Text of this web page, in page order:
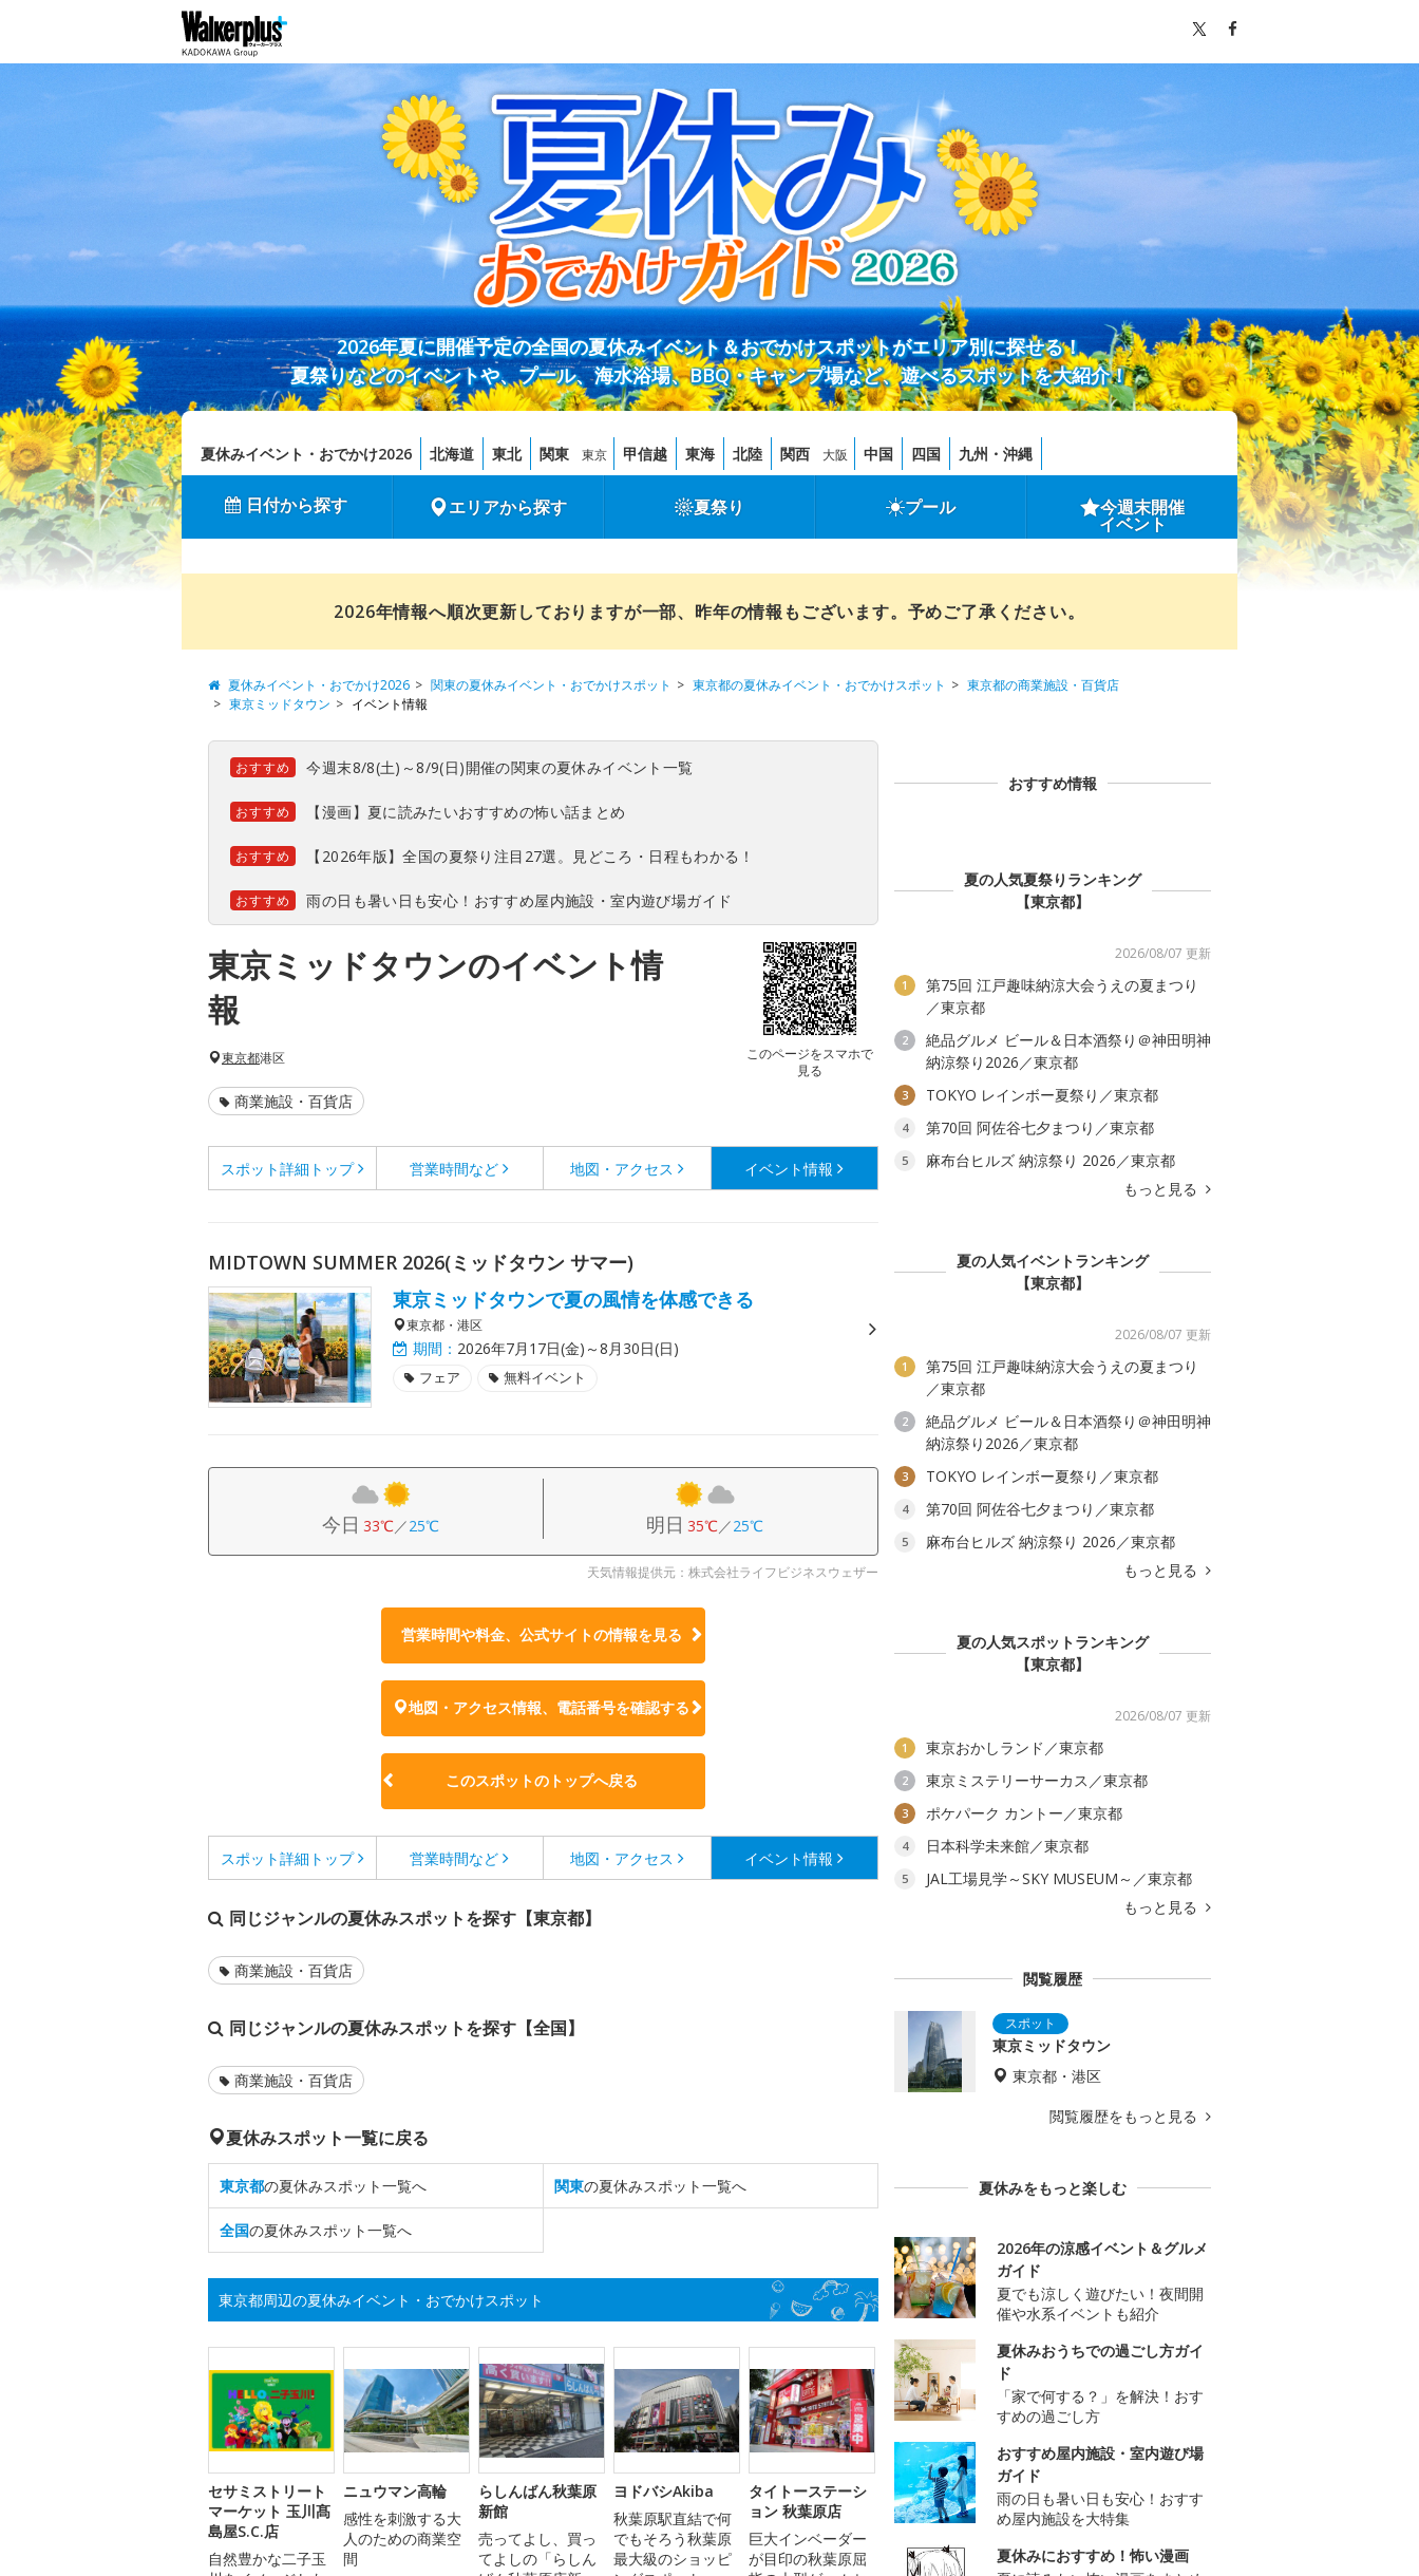
2026年夏に開催予定の全国の夏休みイベント＆おでかけスポットがエリア別に探せる！
夏祭りなどのイベントや、プール、海水浴場、BBQ・キャンプ場など、遊べるスポットを大紹介！
夏休みイベント・おでかけ2026 北海道 東北 関東 東京 甲信越 東海 北陸 関西 大阪 中国 四国 九州・沖縄
日付から探す エリアから探す 夏祭り プール 今週末開催
イベント
2026年情報へ順次更新しておりますが一部、昨年の情報もございます。予めご了承ください。
夏休みイベント・おでかけ2026 関東の夏休みイベント・おでかけスポット 東京都の夏休みイベント・おでかけスポット
東京都の商業施設・百貨店
東京ミッドタウン
イベント情報
おすすめ 今週末8/8(土)～8/9(日)開催の関東の夏休みイベント一覧
おすすめ 【漫画】夏に読みたいおすすめの怖い話まとめ
おすすめ 【2026年版】全国の夏祭り注目27選。見どころ・日程もわかる！
おすすめ 雨の日も暑い日も安心！おすすめ屋内施設・室内遊び場ガイド
東京ミッドタウンのイベント情
報
このページをスマホで
見る
東京都港区
商業施設・百貨店
スポット詳細 トップ 営業時間など 地図・アクセス イベント情報
MIDTOWN SUMMER 2026(ミッドタウン サマー)
東京ミッドタウンで夏の風情を体感できる
東京都・港区
期間： 2026年7月17日(金)～8月30日(日)
フェア 無料イベント
今日 33℃／25℃ 明日 35℃／25℃
天気情報提供元：株式会社ライフビジネスウェザー
営業時間や料金、公式サイトの情報を見る
地図・アクセス情報、電話番号を確認する
このスポットのトップへ戻る
スポット詳細 トップ 営業時間など 地図・アクセス イベント情報
同じジャンルの夏休みスポットを探す【東京都】
商業施設・百貨店
同じジャンルの夏休みスポットを探す【全国】
商業施設・百貨店
夏休みスポット一覧に戻る
東京都の夏休みスポット一覧へ 関東の夏休みスポット一覧へ
全国の夏休みスポット一覧へ
東京都周辺の夏休みイベント・おでかけスポット
セサミストリート
マーケット 玉川髙
島屋S.C.店
自然豊かな二子玉
ニュウマン高輪
感性を刺激する大
人のための商業空
間
らしんばん秋葉原
新館
売ってよし、買っ
てよしの「らしん
ヨドバシAkiba
秋葉原駅直結で何
でもそろう秋葉原
最大級のショッピ
タイトーステーシ
ョン 秋葉原店
巨大インベーダー
が目印の秋葉原屈
おすすめ情報
夏の人気夏祭りランキング
【東京都】
2026/08/07 更新
1
第75回 江戸趣味納涼大会うえの夏まつり
／東京都
2
絶品グルメ ビール＆日本酒祭り＠神田明神
納涼祭り2026／東京都
3 TOKYO レインボー夏祭り／東京都
4 第70回 阿佐谷七夕まつり／東京都
5
麻布台ヒルズ 納涼祭り 2026／東京都
もっと見る
夏の人気イベントランキング
【東京都】
2026/08/07 更新
1
第75回 江戸趣味納涼大会うえの夏まつり
／東京都
2
絶品グルメ ビール＆日本酒祭り＠神田明神
納涼祭り2026／東京都
3 TOKYO レインボー夏祭り／東京都
4 第70回 阿佐谷七夕まつり／東京都
5
麻布台ヒルズ 納涼祭り 2026／東京都
もっと見る
夏の人気スポットランキング
【東京都】
2026/08/07 更新
1 東京おかしランド／東京都
2 東京ミステリーサーカス／東京都
3 ポケパーク カントー／東京都
4 日本科学未来館／東京都
5
JAL工場見学～SKY MUSEUM～／東京都
もっと見る
閲覧履歴
東京ミッドタウン
東京都・港区
閲覧履歴をもっと見る
夏休みをもっと楽しむ
2026年の涼感イベント＆グルメ
ガイド
夏でも涼しく遊びたい！夜間開
催や水系イベントも紹介
夏休みおうちでの過ごし方ガイ
ド
「家で何する？」を解決！おす
すめの過ごし方
おすすめ屋内施設・室内遊び場
ガイド
雨の日も暑い日も安心！おすす
め屋内施設を大特集
夏休みにおすすめ！怖い漫画